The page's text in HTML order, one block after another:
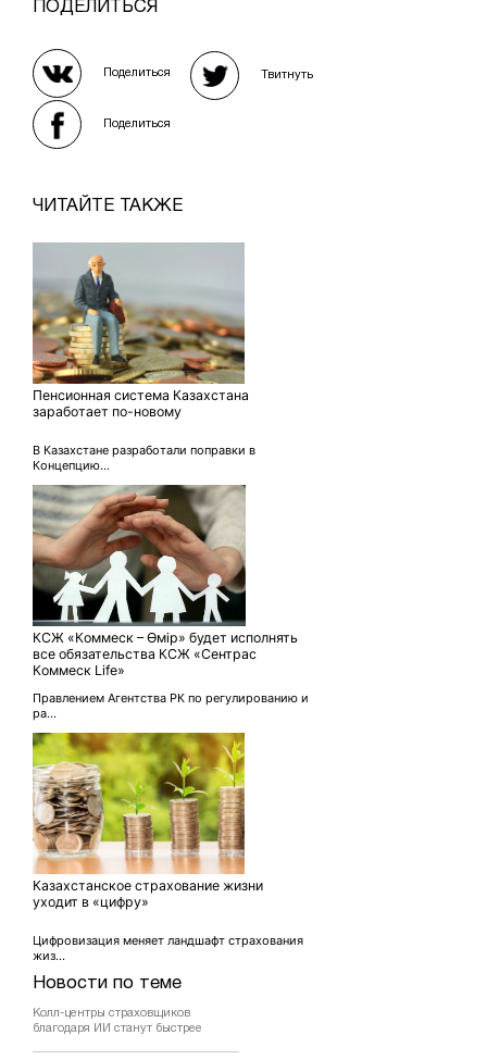
Новости по теме
Колл-центры страховщиков
благодаря ИИ станут быстрее
ПОДЕЛИТЬСЯ
Поделиться Твитнуть
Поделиться
ЧИТАЙТЕ ТАКЖЕ
Пенсионная система Казахстана
заработает по-новому
В Казахстане разработали поправки в
Концепцию...
КСЖ «Коммеск – Өмір» будет исполнять
все обязательства КСЖ «Сентрас
Коммеск Life»
Правлением Агентства РК по регулированию и
ра...
Казахстанское страхование жизни
уходит в «цифру»
Цифровизация меняет ландшафт страхования
жиз...